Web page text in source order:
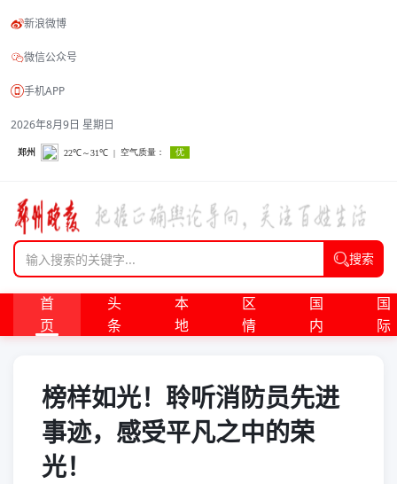
新浪微博
微信公众号
手机APP
2026年8月9日 星期日
搜索
首
页
头
条
本
地
区
情
国
内
国
际
榜样如光！聆听消防员先进
事迹，感受平凡之中的荣
光！